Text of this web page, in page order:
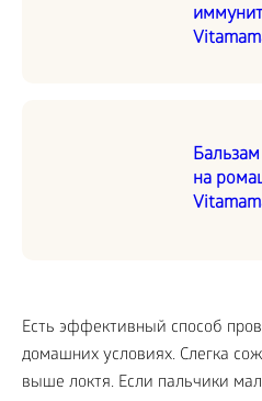
на
Есть эффективный способ
домашних условиях. Слегка
выше локтя. Если пальчики